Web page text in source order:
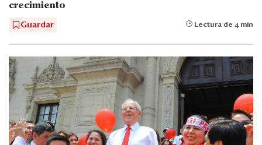
crecimiento
Guardar Lectura de 4 min